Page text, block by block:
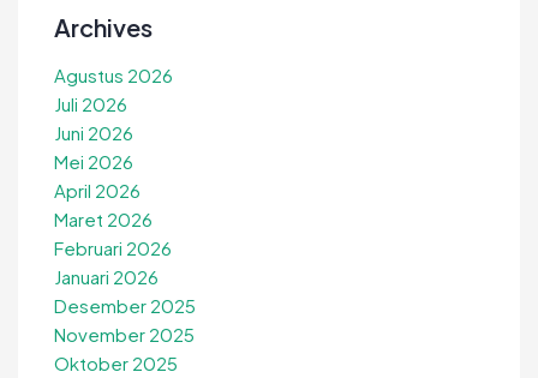
Archives
Agustus 2026
Juli 2026
Juni 2026
Mei 2026
April 2026
Maret 2026
Februari 2026
Januari 2026
Desember 2025
November 2025
Oktober 2025